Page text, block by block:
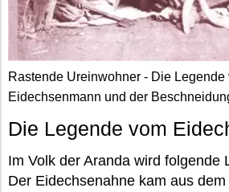
Rastende Ureinwohner - Die Legende
Eidechsenmann und der
Die Legende vom
Im Volk der Aranda wird folgende
Der Eidechsenahne kam aus